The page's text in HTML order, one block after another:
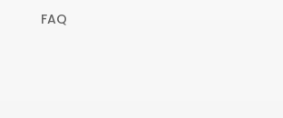
FAQ